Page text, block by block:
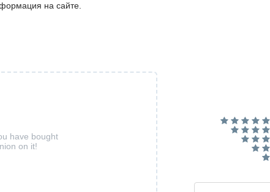
на сайте.
have bought
on it!